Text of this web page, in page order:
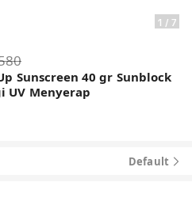
1 / 7
Sunscreen 40 gr Sunblock
Menyerap
Default